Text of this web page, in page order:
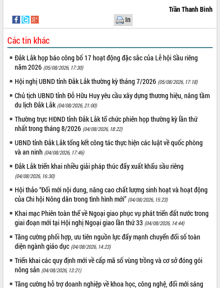
Thường trực HĐND tỉnh Đắk Lắk gặp
mặt Đoàn chuyên gia y tế TP. Hồ Chí
Minh
Lễ truy điệu và an táng hài cốt liệt sĩ
tại Nghĩa trang Liệt sĩ xã Sơn Hòa
Bàn giải pháp tháo gỡ khó khăn trong
xuất khẩu sầu riêng và triển khai quy
định EUDR
Thứ trưởng Bộ Nông nghiệp và Môi
vùng trồng và doanh nghiệp đóng gói
sầu riêng tại Đắk Lắk
Trình diễn nghệ thuật chế biến các
món ăn từ sầu riêng
Đắk Lắk công bố Quy hoạch và xúc
tiến đầu tư tỉnh
Ngành cá ngừ Đắk Lắk chủ động thích
ứng để giữ vững thị trường xuất khẩu
Diễn đàn Kinh tế tư nhân Việt Nam đột
phá cơ chế - Hợp tác công tư
Đề án 06 tạo bước ngoặt đột phá trong
cải cách hành chính tỉnh Đắk Lắk
Kết nối tour, đẩy mạnh chuyển đổi số
để phát triển du lịch Đắk Lắk
ALBUM ẢNH
LIÊN KẾT WEB
THỐNG KÊ TRUY CẬP
Hôm nay: 18700
Tất cả: 65994842
Trần Thanh Bình
In
Các tin khác
Đắk Lắk họp báo công bố 17 hoạt động đặc sắc của Lễ hội Sầu riêng
năm 2026 (05/08/2026, 17:30)
Hội nghị UBND tỉnh Đắk Lắk thường kỳ tháng 7/2026 (05/08/2026, 17:18)
Chủ tịch UBND tỉnh Đỗ Hữu Huy yêu cầu xây dựng thương hiệu, nâng tầm
du lịch Đắk Lắk (04/08/2026, 21:00)
Thường trực HĐND tỉnh Đắk Lắk tổ chức phiên họp thường kỳ lần thứ
nhất trong tháng 8/2026 (04/08/2026, 18:22)
UBND tỉnh Đắk Lắk tổng kết công tác thực hiện các luật về quốc phòng
và an ninh (04/08/2026, 17:46)
Đắk Lắk triển khai nhiều giải pháp thúc đẩy xuất khẩu sầu riêng
(04/08/2026, 16:30)
Hội thảo “Đổi mới nội dung, nâng cao chất lượng sinh hoạt và hoạt động
của Chi hội Nông dân trong tình hình mới” (04/08/2026, 15:23)
Khai mạc Phiên toàn thể về Ngoại giao phục vụ phát triển đất nước trong
giai đoạn mới tại Hội nghị Ngoại giao lần thứ 33 (04/08/2026, 14:44)
Tăng cường phối hợp, ưu tiên nguồn lực đẩy mạnh chuyển đổi số toàn
diện ngành giáo dục (04/08/2026, 14:23)
Triển khai các quy định mới về cấp mã số vùng trồng và cơ sở đóng gói
nông sản (04/08/2026, 13:21)
Tăng cường hỗ trợ doanh nghiệp về khoa học, công nghệ, đổi mới sáng